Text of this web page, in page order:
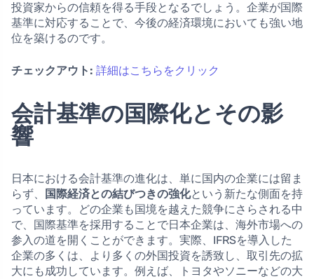
投資家からの信頼を得る手段となるでしょう。企業が国際
基準に対応することで、今後の経済環境においても強い地
位を築けるのです。
チェックアウト: 詳細はこちらをクリック
会計基準の国際化とその影
響
日本における会計基準の進化は、単に国内の企業には留ま
らず、
国際経済との結びつきの強化という新たな側面を持
っています。どの企業も国境を越えた競争にさらされる中
で、国際基準を採用することで日本企業は、海外市場への
参入の道を開くことができます。実際、IFRSを導入した
企業の多くは、より多くの外国投資を誘致し、取引先の拡
大にも成功しています。例えば、トヨタやソニーなどの大